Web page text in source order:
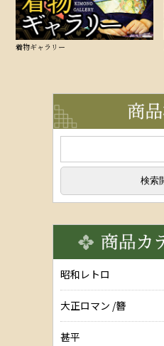
着物ギャラリー
昭和レトロ
大正ロマン /簪
甚平